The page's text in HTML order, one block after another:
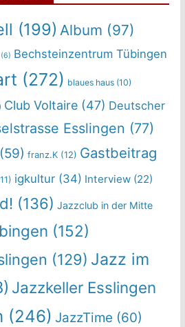
(199) Album (97)
(6) Bechsteinzentrum Tübingen
(272) blaues haus(10)
Club Voltaire(47) Deutscher
Esslingen (77)
(59) franz.K(12) Gastbeitrag
igkultur(34) Interview(22)
(136) Jazzclub in der Mitte
(152)
(129) Jazz im
Jazzkeller Esslingen
(246) JazzTime (60)